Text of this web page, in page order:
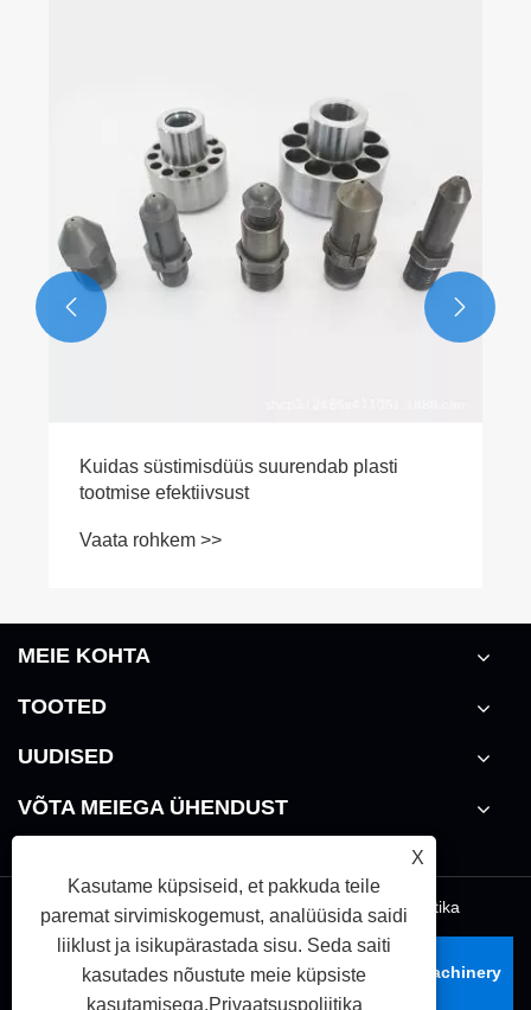
plasti
Vaata rohkem >>
 
MEIE KOHTA
TOOTED
UUDISED
VÕTA MEIEGA ÜHENDUST
Links Sitemap | XML | Privaatsuspoliitika
Autoriõigus © 2026 Zhoushan Nanhaiya Plastic Machinery
Co., Ltd. Kõik õigused kaitstud.
X
Kasutame küpsiseid, et pakkuda teile
paremat sirvimiskogemust, analüüsida saidi
liiklust ja isikupärastada sisu. Seda saiti
kasutades nõustute meie küpsiste
kasutamisega.Privaatsuspoliitika